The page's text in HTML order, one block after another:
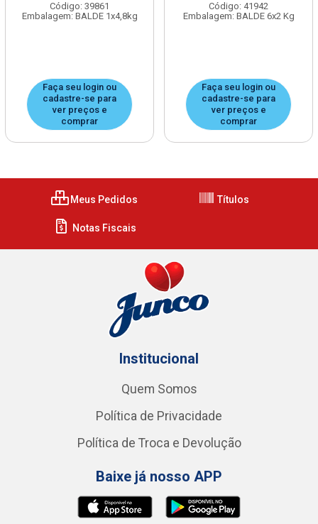
Código: 39861
Embalagem: BALDE 1x4,8kg
Faça seu login ou
cadastre-se para
ver preços e
comprar
Código: 41942
Embalagem: BALDE 6x2 Kg
Faça seu login ou
cadastre-se para
ver preços e
comprar
Meus Pedidos Títulos
Notas Fiscais
Institucional
Quem Somos
Política de Privacidade
Política de Troca e Devolução
Baixe já nosso APP